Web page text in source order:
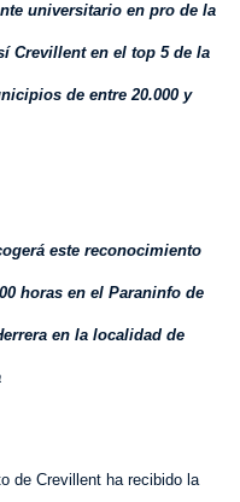
universitario en pro de la
Crevillent en el top 5 de la
de entre 20.000 y
este reconocimiento
horas en el Paraninfo de
en la localidad de
de Crevillent ha recibido la